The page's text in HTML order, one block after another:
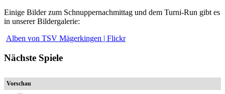
Einige Bilder zum Schnuppernachmittag und dem Turni-Run gibt es
in unserer Bildergalerie:
Alben von TSV Mägerkingen | Flickr
Nächste Spiele
Vorschau